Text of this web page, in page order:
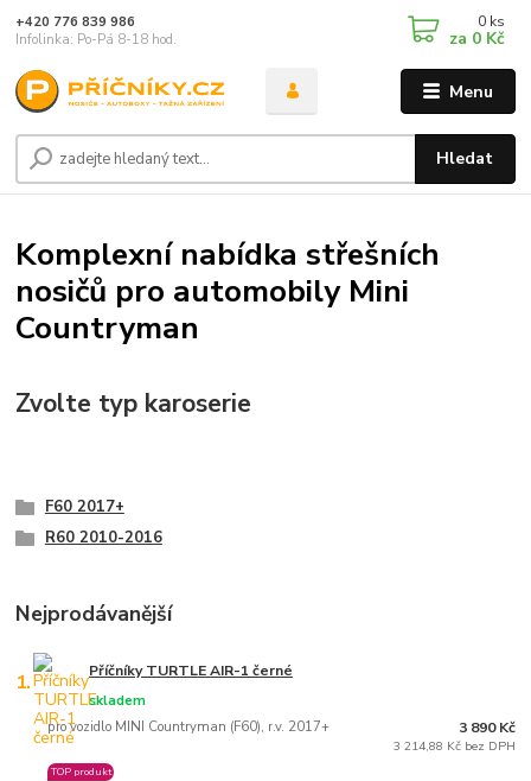
Menu
Hledat
+420 776 839 986
Infolinka: Po-Pá 8-18 hod.
0 ks
za 0 Kč
Komplexní nabídka střešních
nosičů pro automobily Mini
Countryman
Zvolte typ karoserie
F60 2017+
R60 2010-2016
Nejprodávanější
1. Příčníky TURTLE AIR-1 černé
pro vozidlo MINI Countryman (F60), r.v. 2017+
skladem
TOP produkt
3 890 Kč
3 214,88 Kč bez DPH